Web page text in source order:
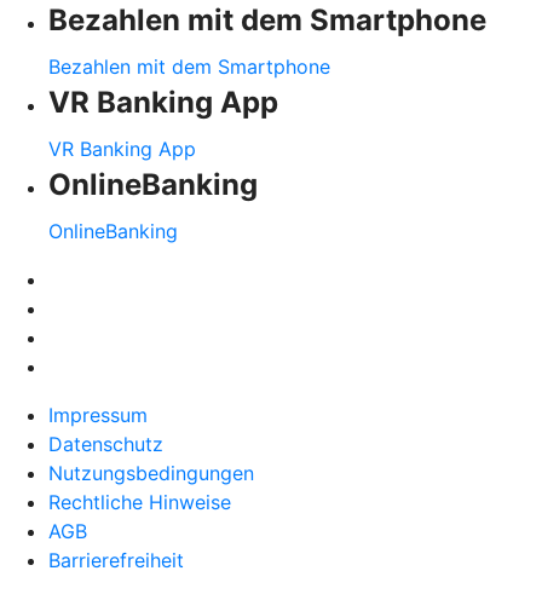
Bezahlen mit dem Smartphone
Bezahlen mit dem Smartphone
VR Banking App
VR Banking App
OnlineBanking
OnlineBanking
Impressum
Datenschutz
Nutzungsbedingungen
Rechtliche Hinweise
AGB
Barrierefreiheit